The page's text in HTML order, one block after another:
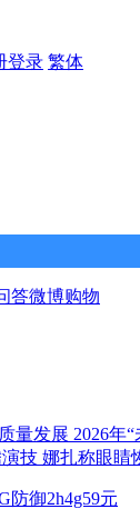
登录 繁体
答微博购物
量发展 2026年
技 娜扎称眼睛
防御2h4g59元